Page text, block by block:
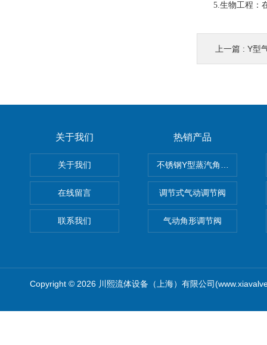
5.生物工程：在
上一篇 : Y型
关于我们
关于我们
在线留言
联系我们
热销产品
不锈钢Y型蒸汽角座阀
调节式气动调节阀
气动角形调节阀
Copyright © 2026 川熙流体设备（上海）有限公司